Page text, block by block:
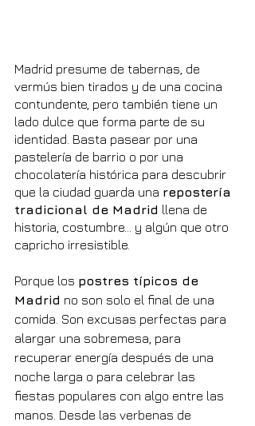
Madrid presume de tabernas, de
vermús bien tirados y de una cocina
contundente, pero también tiene un
lado dulce que forma parte de su
identidad. Basta pasear por una
pastelería de barrio o por una
chocolatería histórica para descubrir
que la ciudad guarda una repostería
tradicional de Madrid llena de
historia, costumbre… y algún que otro
capricho irresistible.
Porque los postres típicos de
Madrid no son solo el final de una
comida. Son excusas perfectas para
alargar una sobremesa, para
recuperar energía después de una
noche larga o para celebrar las
fiestas populares con algo entre las
manos. Desde las verbenas de